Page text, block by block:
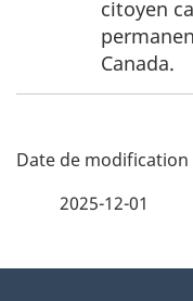
citoyen
Canada.
D
2025-12-01